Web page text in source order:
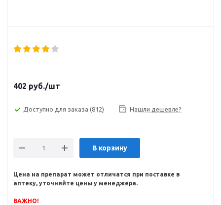
402 руб./шт
Доступно для заказа (812) Нашли дешевле?
В корзину
Цена на препарат может отличатся при поставке в
аптеку, уточняйте цены у менеджера.
ВАЖНО!